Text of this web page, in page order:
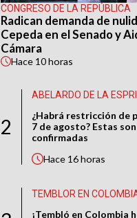
CONGRESO DE LA REPÚBLICA
Radican demanda de
Cepeda en el Senado y
Cámara
Hace 10 horas
2
ABELARDO DE LA
¿Habrá restricción de
7 de agosto? Estas
confirmadas
Hace 16 horas
TEMBLOR EN
¡Tembló en Colombia